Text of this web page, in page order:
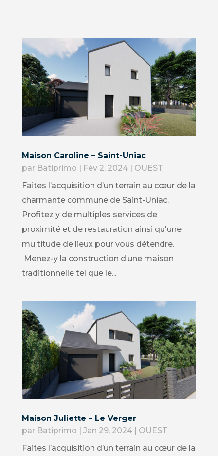
Maison Caroline – Saint-Uniac
par Batiprimo | Fév 2, 2024| OUEST
Faites l’acquisition d’un terrain au cœur de la
charmante commune de Saint-Uniac.
Profitez y de multiples services de
proximité et de restauration ainsi qu'une
multitude de lieux pour vous détendre.
Menez-y la construction d’une maison
traditionnelle tel que le...
Maison Juliette – Le Verger
par Batiprimo Jan 29, 2024| OUEST
Faites l’acquisition d’un terrain au cœur de la